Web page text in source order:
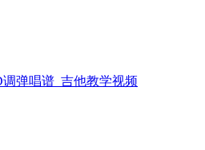
弹唱谱_吉他教学视频